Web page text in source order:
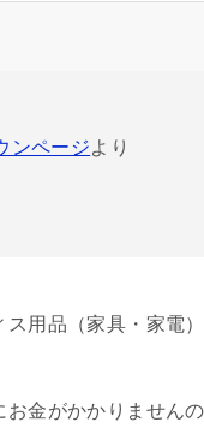
ンページより
用品（家具・家電
金がかかりません